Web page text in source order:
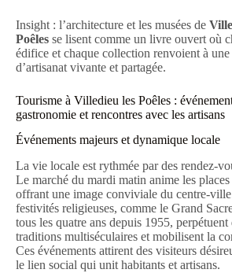
Insight : l’architecture et les musées de
Poêles se lisent comme un livre ouvert où
édifice et chaque collection renvoient à
d’artisanat vivante et partagée.
Tourisme à Villedieu les Poêles :
gastronomie et rencontres avec les artisans
Événements majeurs et dynamique locale
La vie locale est rythmée par des rendez-
Le marché du mardi matin anime les
offrant une image conviviale du centre-
festivités religieuses, comme le Grand
tous les quatre ans depuis 1955, perpétuent
traditions multiséculaires et mobilisent la
Ces événements attirent des visiteurs
le lien social qui unit habitants et artisans.